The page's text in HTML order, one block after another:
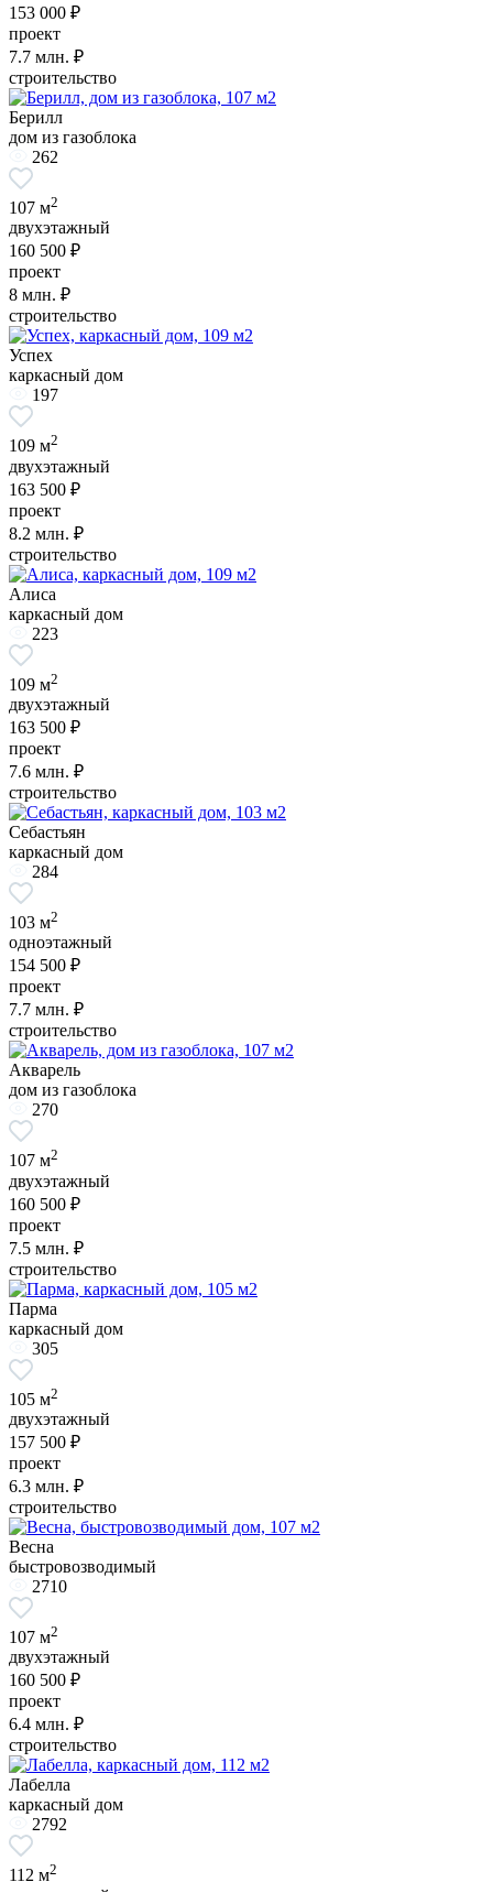
153 000 ₽
проект
7.7 млн. ₽
строительство
Берилл
дом из газоблока
262
107 м2
двухэтажный
160 500 ₽
проект
8 млн. ₽
строительство
Успех
каркасный дом
197
109 м2
двухэтажный
163 500 ₽
проект
8.2 млн. ₽
строительство
Алиса
каркасный дом
223
109 м2
двухэтажный
163 500 ₽
проект
7.6 млн. ₽
строительство
Себастьян
каркасный дом
284
103 м2
одноэтажный
154 500 ₽
проект
7.7 млн. ₽
строительство
Акварель
дом из газоблока
270
107 м2
двухэтажный
160 500 ₽
проект
7.5 млн. ₽
строительство
Парма
каркасный дом
305
105 м2
двухэтажный
157 500 ₽
проект
6.3 млн. ₽
строительство
Весна
быстровозводимый
2710
107 м2
двухэтажный
160 500 ₽
проект
6.4 млн. ₽
строительство
Лабелла
каркасный дом
2792
112 м2